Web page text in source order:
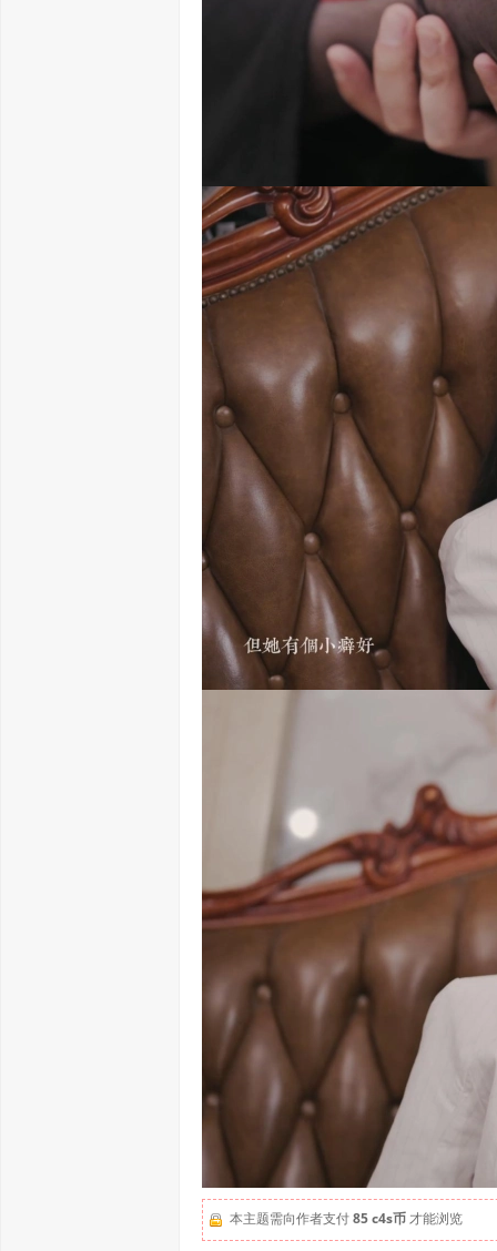
本主题需向作者支付85 c4s币才能浏览